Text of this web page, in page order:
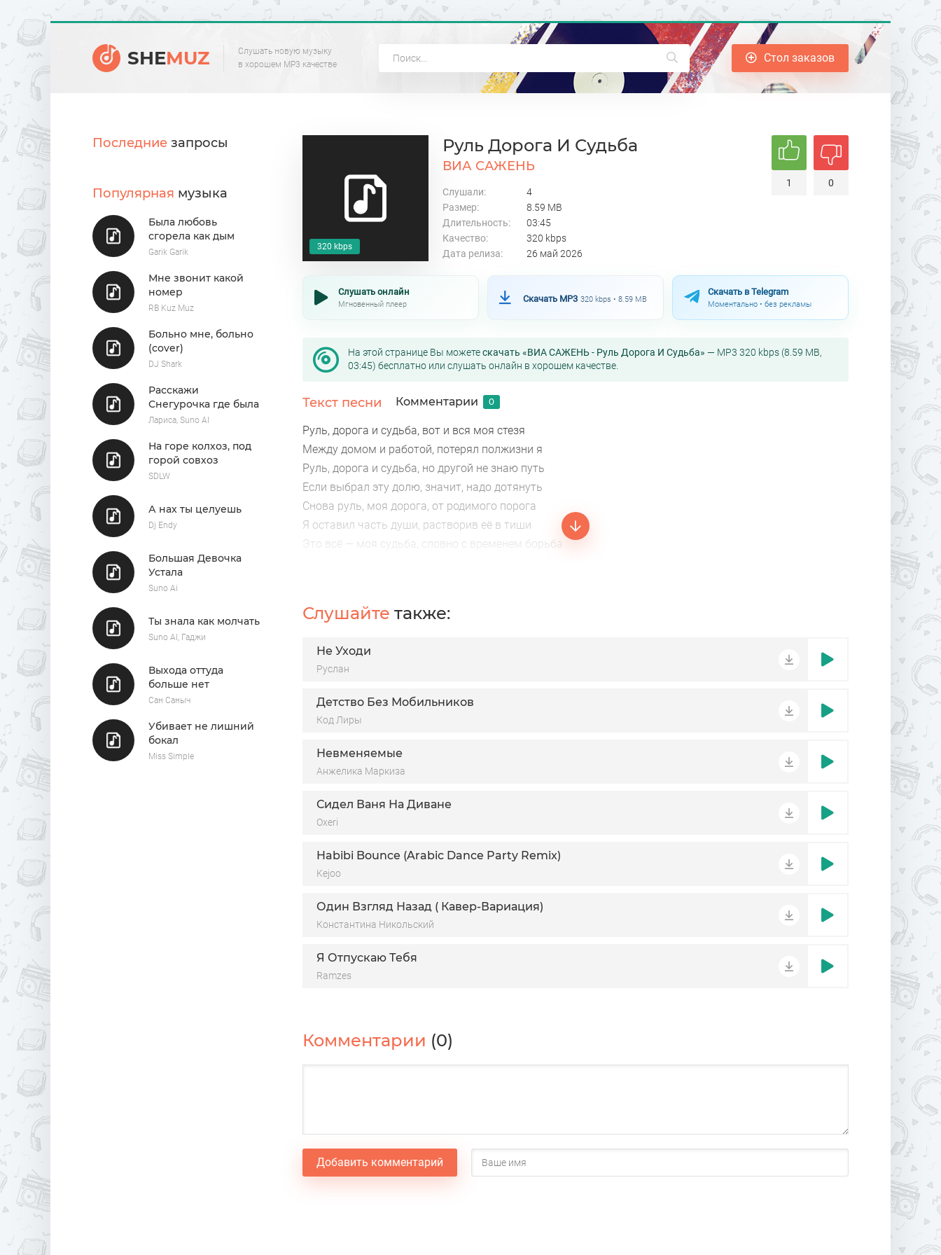
SHEMUZ
Слушать новую музыку
в хорошем MP3 качестве
Стол заказов
Последние запросы
Популярная музыка
Была любовь
сгорела как дым
Garik Garik
Мне звонит какой
номер
RB Kuz Muz
Больно мне, больно
(cover)
DJ Shark
Расскажи
Снегурочка где была
Лариса, Suno AI
На горе колхоз, под
горой совхоз
SDLW
А нах ты целуешь
Dj Endy
Большая Девочка
Устала
Suno Ai
Ты знала как молчать
Suno AI, Гаджи
Выхода оттуда
больше нет
Сан Саныч
Убивает не лишний
бокал
Miss Simple
320 kbps
Руль Дорога И Судьба
ВИА САЖЕНЬ
Слушали:
4
Размер:
8.59 MB
Длительность:
03:45
Качество:
320 kbps
Дата релиза:
26 май 2026
1 0
Слушать онлайн
Мгновенный плеер
Скачать MP3 320 kbps • 8.59 MB
Скачать в Telegram
Моментально • без рекламы
На этой странице Вы можетескачать «ВИА САЖЕНЬ - Руль Дорога И Судьба» — MP3 320 kbps (8.59 MB,
03:45) бесплатно или слушать онлайн в хорошем качестве.
Текст песни Комментарии 0
Руль, дорога и судьба, вот и вся моя стезя
Между домом и работой, потерял полжизни я
Руль, дорога и судьба, но другой не знаю путь
Если выбрал эту долю, значит, надо дотянуть
Снова руль, моя дорога, от родимого порога
Я оставил часть души, растворив её в тиши
Это всё — моя судьба, словно с временем борьба
Слушайте также:
Не Уходи
Руслан
Детство Без Мобильников
Код Лиры
Невменяемые
Анжелика Маркиза
Сидел Ваня На Диване
Oxeri
Habibi Bounce (Arabic Dance Party Remix)
Kejoo
Один Взгляд Назад ( Кавер-Вариация)
Константина Никольский
Я Отпускаю Тебя
Ramzes
Комментарии (0)
Добавить комментарий